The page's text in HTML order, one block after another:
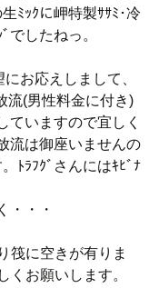
ﾐｯｸに岬特製ｻｻﾐ･冷
でしたねっ。
お応えしまして、
流(男性料金に付き)
ていますので宜しく
流は御座いませんの
ﾄﾗﾌｸﾞさんにはｷﾋﾞﾅ
・・・
筏に空きが有りま
くお願いします。